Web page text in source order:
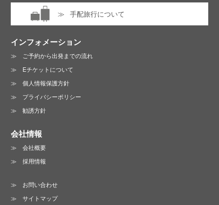
手配旅行について
インフォメーション
ご予約から出発までの流れ
Eチケットについて
個人情報保護方針
プライバシーポリシー
勧誘方針
会社情報
会社概要
採用情報
お問い合わせ
サイトマップ